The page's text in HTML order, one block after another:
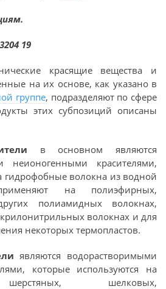
19
красящие вещества и
на их основе, как указано в
группе, подразделяют по сфере
этих субпозиций описаны
в основном являются
неионогенными красителями,
гидрофобные волокна из водной
на полиэфирных,
полиамидных волокнах,
волокнах и для
некоторых термопластов.
являются водорастворимыми
которые используются на
шелковых,